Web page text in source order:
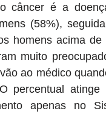
câncer é a
(58%),
homens acima
muito
ao médico
percentual atinge
apenas no